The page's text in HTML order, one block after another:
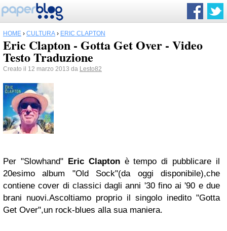
HOME › CULTURA › ERIC CLAPTON
Eric Clapton - Gotta Get Over - Video
Testo Traduzione
Creato il 12 marzo 2013 da Lesto82
Per "Slowhand" Eric Claptonè tempo di pubblicare il
20esimo album "Old Sock"(da oggi disponibile),che
contiene cover di classici dagli anni '30 fino ai '90 e due
brani nuovi.Ascoltiamo proprio il singolo inedito "Gotta
Get Over",un rock-blues alla sua maniera.